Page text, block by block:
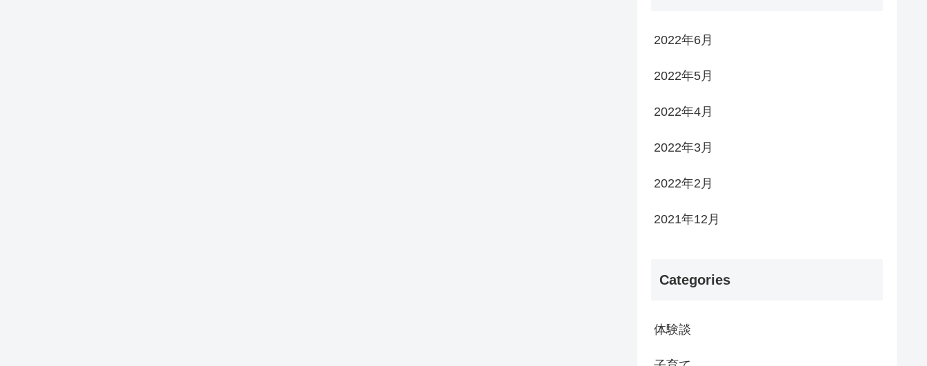
2022年6月
2022年5月
2022年4月
2022年3月
2022年2月
2021年12月
Categories
体験談